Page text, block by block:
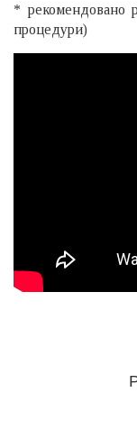
* рекомендовано
процедури)